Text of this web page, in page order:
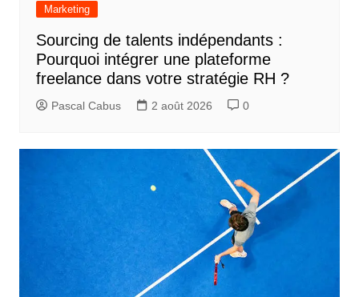
Marketing
Sourcing de talents indépendants :
Pourquoi intégrer une plateforme
freelance dans votre stratégie RH ?
Pascal Cabus 2 août 2026 0